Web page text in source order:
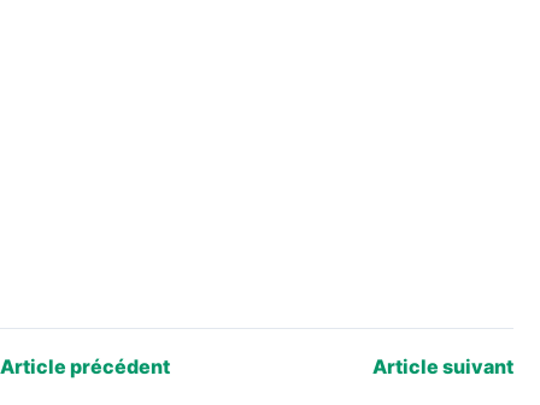
Article précédent Article suivant